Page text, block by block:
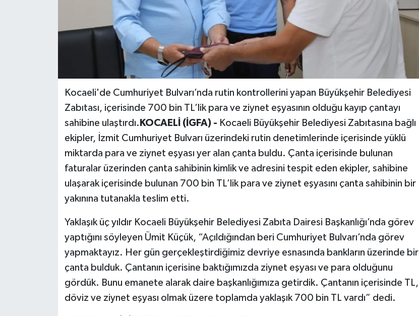
Kocaeli'de Cumhuriyet Bulvarı’nda rutin kontrollerini yapan Büyükşehir Belediyesi
Zabıtası, içerisinde 700 bin TL’lik para ve ziynet eşyasının olduğu kayıp çantayı
sahibine ulaştırdı. KOCAELİ (İGFA) - Kocaeli Büyükşehir Belediyesi Zabıtasına bağlı
ekipler, İzmit Cumhuriyet Bulvarı üzerindeki rutin denetimlerinde içerisinde yüklü
miktarda para ve ziynet eşyası yer alan çanta buldu. Çanta içerisinde bulunan
faturalar üzerinden çanta sahibinin kimlik ve adresini tespit eden ekipler, sahibine
ulaşarak içerisinde bulunan 700 bin TL’lik para ve ziynet eşyasını çanta sahibinin bir
yakınına tutanakla teslim etti.
Yaklaşık üç yıldır Kocaeli Büyükşehir Belediyesi Zabıta Dairesi Başkanlığı’nda görev
yaptığını söyleyen Ümit Küçük, “Açıldığından beri Cumhuriyet Bulvarı’nda görev
yapmaktayız. Her gün gerçekleştirdiğimiz devriye esnasında bankların üzerinde bir
çanta bulduk. Çantanın içerisine baktığımızda ziynet eşyası ve para olduğunu
gördük. Bunu emanete alarak daire başkanlığımıza getirdik. Çantanın içerisinde TL,
döviz ve ziynet eşyası olmak üzere toplamda yaklaşık 700 bin TL vardı” dedi.